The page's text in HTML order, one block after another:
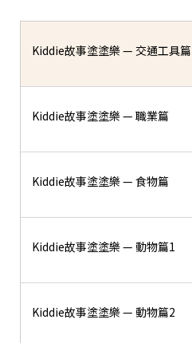
Kiddie故事塗塗樂 — 交通工具篇
Kiddie故事塗塗樂 — 職業篇
Kiddie故事塗塗樂 — 食物篇
Kiddie故事塗塗樂 — 動物篇1
Kiddie故事塗塗樂 — 動物篇2